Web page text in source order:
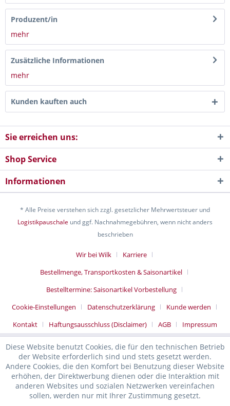
Produzent/in
mehr
Zusätzliche Informationen
mehr
Kunden kauften auch
Sie erreichen uns:
Shop Service
Informationen
* Alle Preise verstehen sich zzgl. gesetzlicher Mehrwertsteuer und
Logistikpauschale und ggf. Nachnahmegebühren, wenn nicht anders
beschrieben
Wir bei Wilk
Karriere
Bestellmenge, Transportkosten & Saisonartikel
Bestelltermine: Saisonartikel Vorbestellung
Cookie-Einstellungen
Datenschutzerklärung
Kunde werden
Kontakt
Haftungsausschluss (Disclaimer) AGB Impressum
Diese Website benutzt Cookies, die für den technischen Betrieb
der Website erforderlich sind und stets gesetzt werden.
Andere Cookies, die den Komfort bei Benutzung dieser Website
erhöhen, der Direktwerbung dienen oder die Interaktion mit
anderen Websites und sozialen Netzwerken vereinfachen
sollen, werden nur mit Ihrer Zustimmung gesetzt.